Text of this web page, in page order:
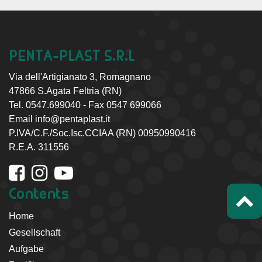
PENTA-PLAST S.R.L
Via dell'Artigianato 3, Romagnano
47866 S.Agata Feltria (RN)
Tel. 0547.699040 - Fax 0547 699066
Email info@pentaplast.it
P.IVA/C.F./Soc.Isc.CCIAA (RN) 00950990416
R.E.A. 311556
Contents
Home
Gesellschaft
Aufgabe